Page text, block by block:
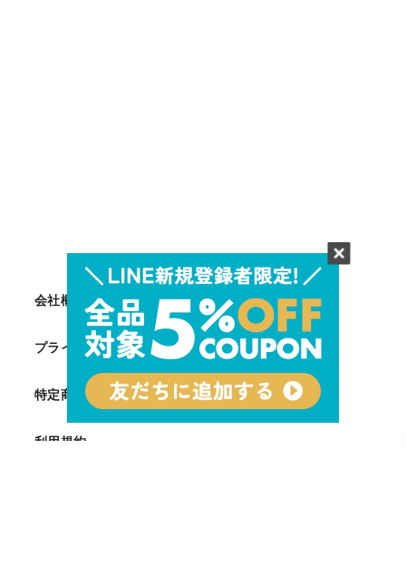
会社概要
プライバシーポリシー
特定商取引法に基づく表記
利用規約